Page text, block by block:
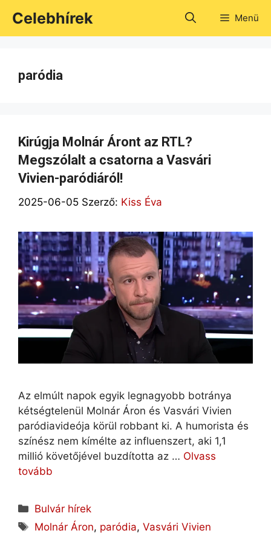
tartalomba
Celebhírek Menü
paródia
Kirúgja Molnár Áront az RTL?
Megszólalt a csatorna a Vasvári
Vivien-paródiáról!
2025-06-05 Szerző: Kiss Éva
Az elmúlt napok egyik legnagyobb botránya
kétségtelenül Molnár Áron és Vasvári Vivien
paródiavideója körül robbant ki. A humorista és
színész nem kímélte az influenszert, aki 1,1
millió követőjével buzdította az … Olvass
tovább
Kategória
Bulvár hírek
Címkék
Molnár Áron, paródia,Vasvári Vivien